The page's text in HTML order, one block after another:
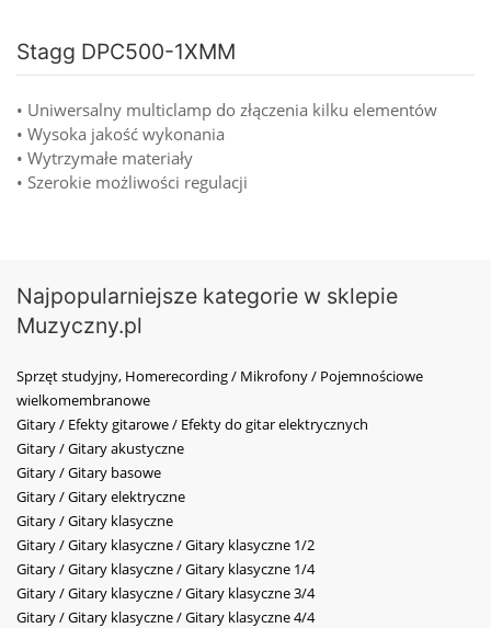
Stagg DPC500-1XMM
• Uniwersalny multiclamp do złączenia kilku elementów
• Wysoka jakość wykonania
• Wytrzymałe materiały
• Szerokie możliwości regulacji
Najpopularniejsze kategorie w sklepie
Muzyczny.pl
Sprzęt studyjny, Homerecording / Mikrofony / Pojemnościowe
wielkomembranowe
Gitary / Efekty gitarowe / Efekty do gitar elektrycznych
Gitary / Gitary akustyczne
Gitary / Gitary basowe
Gitary / Gitary elektryczne
Gitary / Gitary klasyczne
Gitary / Gitary klasyczne / Gitary klasyczne 1/2
Gitary / Gitary klasyczne / Gitary klasyczne 1/4
Gitary / Gitary klasyczne / Gitary klasyczne 3/4
Gitary / Gitary klasyczne / Gitary klasyczne 4/4